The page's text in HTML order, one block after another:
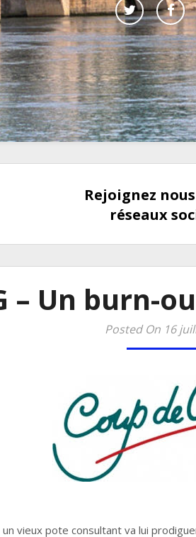
Rejoignez
réseaux
– Un burn-
Posted On 16
vieux pote consultant va lui